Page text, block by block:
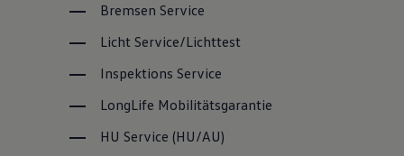
Bremsen Service
Licht Service/Lichttest
Inspektions Service
LongLife Mobilitätsgarantie
HU Service (HU/AU)